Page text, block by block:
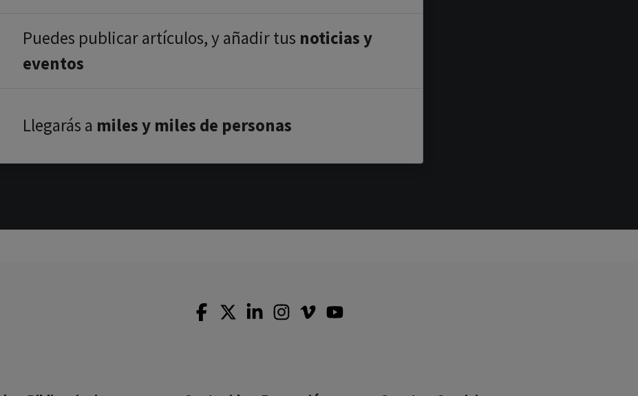
Puedes publicar artículos, y añadir tus noticias y
eventos
Llegarás a miles y miles de personas